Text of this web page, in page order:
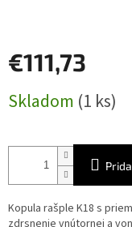
€111,73
cena:
Skladom (1 ks)
Kopula rašple K18 s